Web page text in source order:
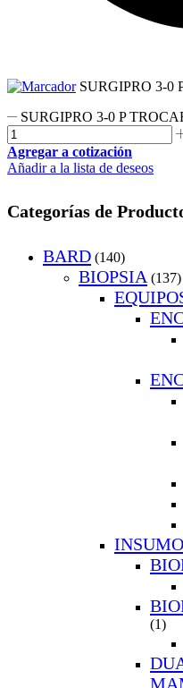
SURGIPRO 3-0
SURGIPRO 3-0 P
Agregar a cotización
Añadir a la lista de deseos
Categorías de
BARD (140)
BIOPSIA (137)
(1)